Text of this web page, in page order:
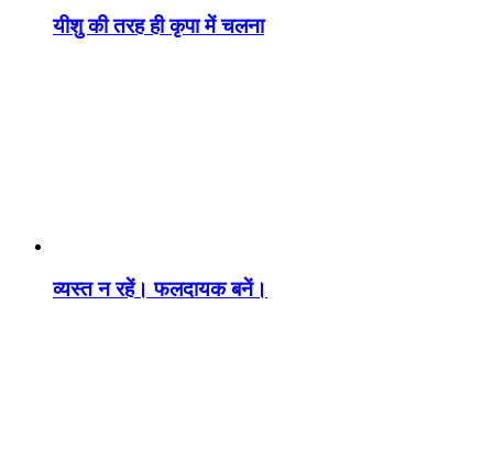
यीशु की तरह ही कृपा में चलना
व्यस्त न रहें। फलदायक बनें।